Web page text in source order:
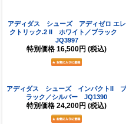
アディダス シューズ アディゼロ エレ
クトリック.2 II ホワイト／ブラック
JQ3997
特別価格 16,500円 (税込)